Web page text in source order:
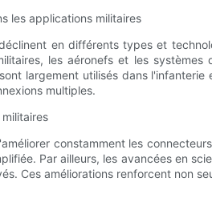
les applications militaires
en différents types et
les aéronefs et les
largement utilisés dans
multiples.
constamment les
Par ailleurs, les avancées en
Ces améliorations renforcent non